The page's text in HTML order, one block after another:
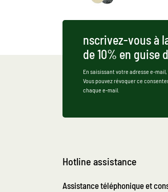
nscrivez-vous à
de 10% en guise
En saisissant votre adresse e-
Vous pouvez révoquer ce
chaque e-mail.
Hotline assistance
Assistance téléphonique et